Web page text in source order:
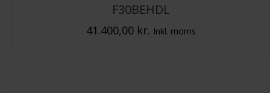
F30BEHDL
41.400,00 kr. Inkl. moms